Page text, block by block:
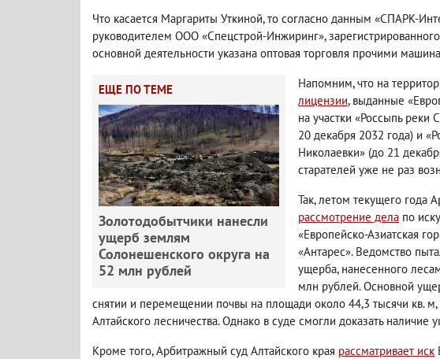
Что касается Маргариты Уткиной, то согласно данным «СПАРК-
руководителем ООО «Спецстрой-Инжиринг»,
основной деятельности указана оптовая торговля прочими
ЕЩЕ ПО ТЕМЕ
Золотодобытчики нанесли
ущерб землям
Солонешенского округа на
52 млн рублей
Напомним, что на
лицензии, выданные
на участки «Россыпь реки
20 декабря 2032 года) и
Николаевки» (до 21
старателей уже не раз
Так, летом текущего года
рассмотрение дела по
«Европейско-Азиатская
«Антарес». Ведомство
ущерба, нанесенного
млн рублей. Основной
снятии и перемещении почвы на площади около 44,3 тысячи кв.
Алтайского лесничества. Однако в суде смогли доказать
Кроме того, Арбитражный суд Алтайского края рассматривает иск